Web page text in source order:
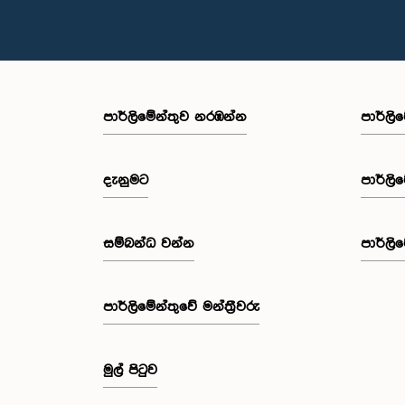
පාර්ලි‌මේන්තුව නරඹන්න
දැනුමට
සම්බන්ධ වන්න
පාර්ලි‌මේන්තුවේ මන්ත්‍රීවරු
මුල් පිටුව